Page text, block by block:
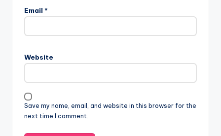
Email *
Website
Save my name, email, and website in this browser for the
next time I comment.